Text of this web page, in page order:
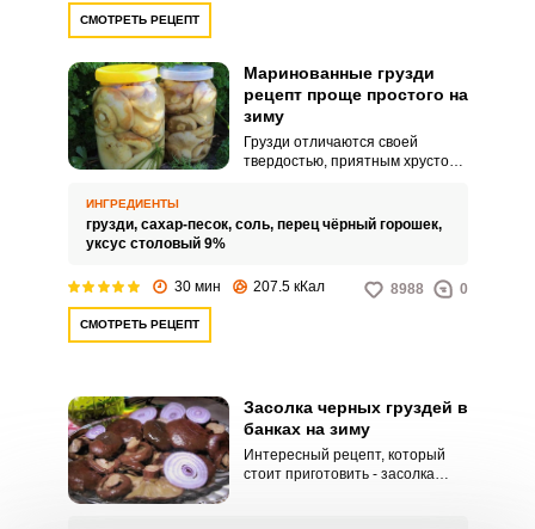
СМОТРЕТЬ РЕЦЕПТ
Маринованные грузди
рецепт проще простого на
зиму
Грузди отличаются своей
твердостью, приятным хрустом
на зиму такие грибы можно по
ИНГРЕДИЕНТЫ
грузди, сахар-песок, соль, перец чёрный горошек,
уксус столовый 9%
30 мин 207.5 кКал 8988 0
СМОТРЕТЬ РЕЦЕПТ
Засолка черных груздей в
банках на зиму
Интересный рецепт, который
стоит приготовить - засолка